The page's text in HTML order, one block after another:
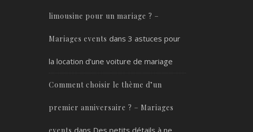
limousine pour un mariage ? –
Mariages events dans 3 astuces pour
la location d’une voiture de mariage
Comment choisir le thème d’un
premier anniversaire ? – Mariages
events dans Des petits détails à ne